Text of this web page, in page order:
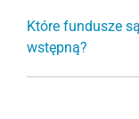
Które fundusze
wstępną?